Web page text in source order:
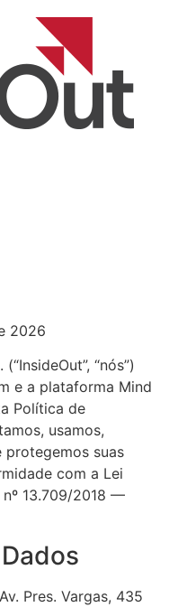
2026
“nós”)
e a plataforma Mind
Política de
usamos,
protegemos suas
com a Lei
13.709/2018 —
Av. Pres. Vargas, 435